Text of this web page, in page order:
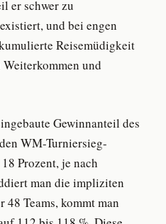
er schwer zu
und bei engen
Reisemüdigkeit
und
Gewinnanteil des
WM-Turniersieg-
Prozent, je nach
man die impliziten
Teams, kommt man